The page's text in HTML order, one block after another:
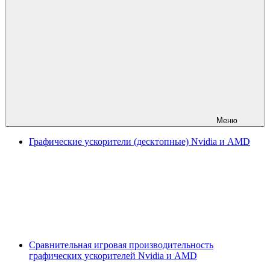
Меню
Графические ускорители (десктопные) Nvidia и AMD
Сравнительная игровая производительность
графических ускорителей Nvidia и AMD